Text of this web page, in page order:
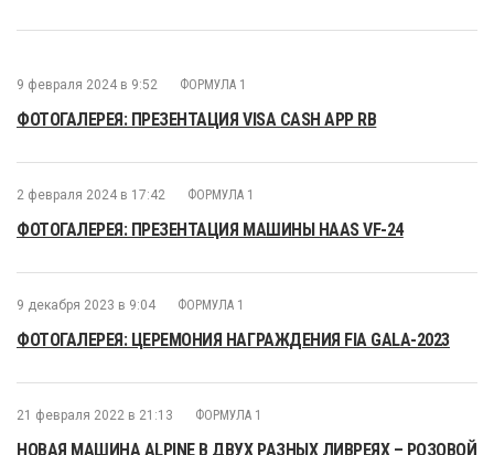
9 февраля 2024 в 9:52 ФОРМУЛА 1
ФОТОГАЛЕРЕЯ: ПРЕЗЕНТАЦИЯ VISA CASH APP RB
2 февраля 2024 в 17:42 ФОРМУЛА 1
ФОТОГАЛЕРЕЯ: ПРЕЗЕНТАЦИЯ МАШИНЫ HAAS VF-24
9 декабря 2023 в 9:04 ФОРМУЛА 1
ФОТОГАЛЕРЕЯ: ЦЕРЕМОНИЯ НАГРАЖДЕНИЯ FIA GALA-2023
21 февраля 2022 в 21:13 ФОРМУЛА 1
НОВАЯ МАШИНА ALPINE В ДВУХ РАЗНЫХ ЛИВРЕЯХ – РОЗОВОЙ